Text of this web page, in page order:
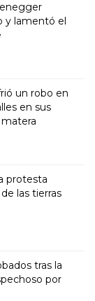
y lamentó el
un robo en
en sus
matera
protesta
las tierras
tras la
por